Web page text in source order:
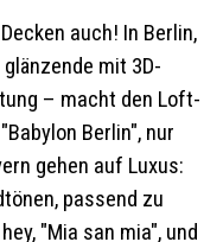
auch! In Berlin,
mit 3D-
– macht den Loft-
Berlin", nur
gehen auf Luxus:
passend zu
"Mia san mia", und